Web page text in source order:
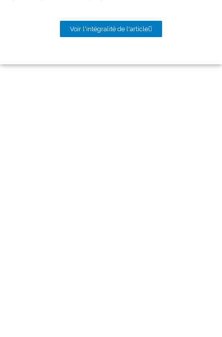
Voir l'intégralité de l'article